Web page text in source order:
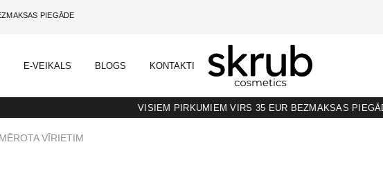
PIEGĀDE
E-VEIKALS BLOGS KONTAKTI SKRUB
KAFIJAS
SKRUBIS
LATVIJĀ
VISIEM PIRKUMIEM VIRS 35 EUR BEZMAKSAS
VĪRIETIM